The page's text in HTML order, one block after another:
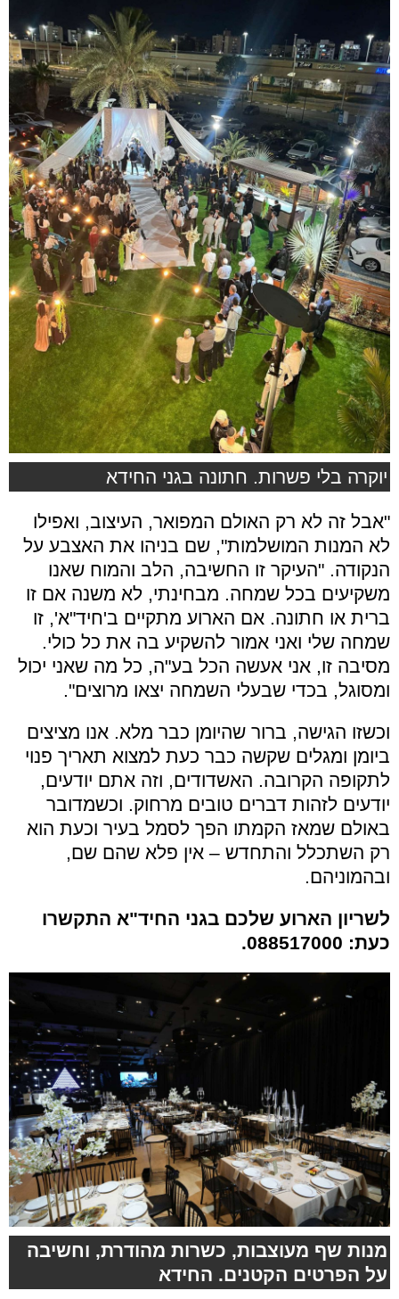
יוקרה בלי פשרות. חתונה בגני החידא
"אבל זה לא רק האולם המפואר, העיצוב, ואפילו
לא המנות המושלמות", שם בניהו את האצבע על
הנקודה. "העיקר זו החשיבה, הלב והמוח שאנו
משקיעים בכל שמחה. מבחינתי, לא משנה אם זו
ברית או חתונה. אם הארוע מתקיים ב'חיד"א', זו
שמחה שלי ואני אמור להשקיע בה את כל כולי.
מסיבה זו, אני אעשה הכל בע"ה, כל מה שאני יכול
ומסוגל, בכדי שבעלי השמחה יצאו מרוצים".
וכשזו הגישה, ברור שהיומן כבר מלא. אנו מציצים
ביומן ומגלים שקשה כבר כעת למצוא תאריך פנוי
לתקופה הקרובה. האשדודים, וזה אתם יודעים,
יודעים לזהות דברים טובים מרחוק. וכשמדובר
באולם שמאז הקמתו הפך לסמל בעיר וכעת הוא
רק השתכלל והתחדש – אין פלא שהם שם,
ובהמוניהם.
לשריון הארוע שלכם בגני החיד"א התקשרו
כעת: 088517000.
מנות שף מעוצבות, כשרות מהודרת, וחשיבה
על הפרטים הקטנים. החידא